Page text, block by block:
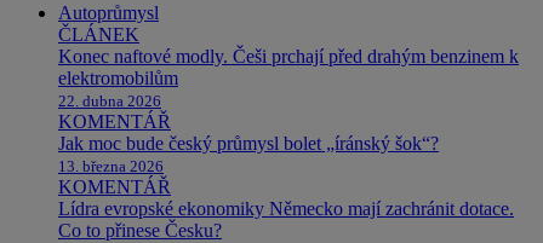
Autoprůmysl
ČLÁNEK
Konec naftové modly. Češi prchají před drahým benzinem k
elektromobilům
22. dubna 2026
KOMENTÁŘ
Jak moc bude český průmysl bolet „íránský šok“?
13. března 2026
KOMENTÁŘ
Lídra evropské ekonomiky Německo mají zachránit dotace.
Co to přinese Česku?